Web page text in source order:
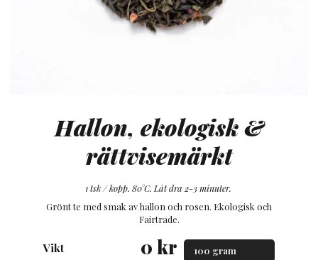
Hallon, ekologisk &
rättvisemärkt
1 tsk / kopp. 80°C. Låt dra 2-3 minuter.
Grönt te med smak av hallon och rosen. Ekologisk och
Fairtrade.
Vikt 0 kr